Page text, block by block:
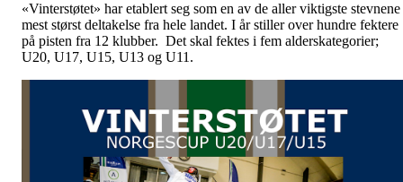
«Vinterstøtet» har etablert seg som en av de aller viktigste stevnene
mest størst deltakelse fra hele landet. I år stiller over hundre fektere
på pisten fra 12 klubber. Det skal fektes i fem alderskategorier;
U20, U17, U15, U13 og U11.